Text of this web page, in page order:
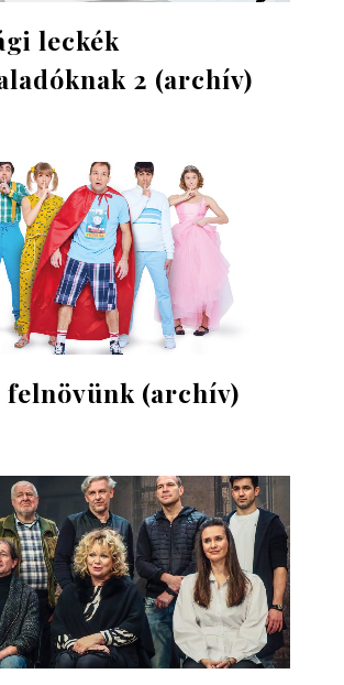
leckék
2 (archív)
felnövünk (archív)